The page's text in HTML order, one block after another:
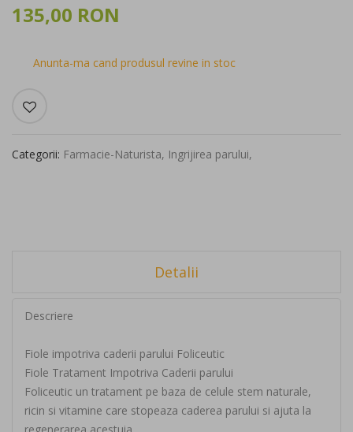
135,00 RON
Anunta-ma cand produsul revine in stoc
Categorii: Farmacie-Naturista, Ingrijirea parului,
Detalii
Descriere
Fiole impotriva caderii parului Foliceutic
Fiole Tratament Impotriva Caderii parului
Foliceutic un tratament pe baza de celule stem naturale,
ricin si vitamine care stopeaza caderea parului si ajuta la